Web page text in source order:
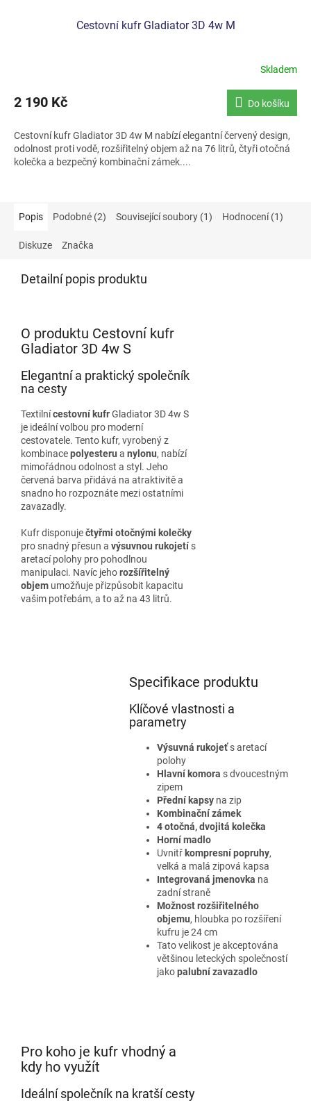
Cestovní kufr Gladiator 3D 4w M
Skladem
2 190 Kč Do košíku
Cestovní kufr Gladiator 3D 4w M nabízí elegantní červený design,
odolnost proti vodě, rozšiřitelný objem až na 76 litrů, čtyři otočná
kolečka a bezpečný kombinační zámek....
Popis Podobné (2) Související soubory (1) Hodnocení (1)
Diskuze Značka
Detailní popis produktu
O produktu Cestovní kufr
Gladiator 3D 4w S
Elegantní a praktický společník
na cesty
Textilnícestovní kufrGladiator 3D 4w S
je ideální volbou pro moderní
cestovatele. Tento kufr, vyrobený z
kombinacepolyesteru a nylonu, nabízí
mimořádnou odolnost a styl. Jeho
červená barva přidává na atraktivitě a
snadno ho rozpoznáte mezi ostatními
zavazadly.
Kufr disponuječtyřmi otočnými kolečky
pro snadný přesun a výsuvnou rukojetí s
aretací polohy pro pohodlnou
manipulaci. Navíc jehorozšířitelný
objem umožňuje přizpůsobit kapacitu
vašim potřebám, a to až na 43 litrů.
Specifikace produktu
Klíčové vlastnosti a
parametry
Výsuvná rukojeťs aretací
polohy
Hlavní komora s dvoucestným
zipem
Přední kapsyna zip
Kombinační zámek
4 otočná, dvojitá kolečka
Horní madlo
Uvnitř kompresní popruhy,
velká a malá zipová kapsa
Integrovaná jmenovka na
zadní straně
Možnostrozšiřitelného
objemu, hloubka po rozšíření
kufru je 24 cm
Tato velikost je akceptována
většinou leteckých společností
jakopalubní zavazadlo
Pro koho je kufr vhodný a
kdy ho využít
Ideální společník na kratší cesty